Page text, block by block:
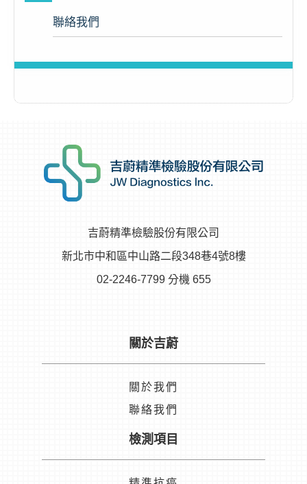
聯絡我們
吉蔚精準檢驗股份有限公司
新北市中和區中山路二段348巷4號8樓
02-2246-7799 分機 655
關於吉蔚
關於我們
聯絡我們
檢測項目